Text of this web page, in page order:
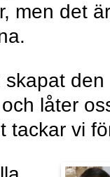
men det är
skapat den
låter
tackar vi